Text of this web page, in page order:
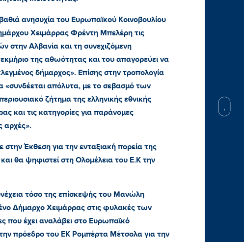
ανησυχία του Ευρωπαϊκού Κοινοβουλίου
Χειμάρρας Φρέντη Μπελέρη τις
Αλβανία και τη συνεχιζόμενη
της αθωότητας και του απαγορεύει να
δήμαρχος». Επίσης στην τροπολογία
«συνδέεται απόλυτα, με το σεβασμό των
ζήτημα της ελληνικής εθνικής
και τις κατηγορίες για παράνομες
αρχές».
Έκθεση για την ενταξιακή πορεία της
θα ψηφιστεί στη Ολομέλεια του Ε.Κ την
τόσο της επίσκεψής του Μανώλη
Δήμαρχο Χειμάρρας στις φυλακές των
που έχει αναλάβει στο Ευρωπαϊκό
πρόεδρο του ΕΚ Ρομπέρτα Μέτσολα για την